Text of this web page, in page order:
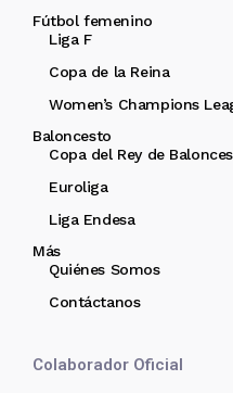
Fútbol femenino
Liga F
Copa de la Reina
Women’s Champions
Baloncesto
Copa del Rey de
Euroliga
Liga Endesa
Más
Quiénes Somos
Contáctanos
Colaborador Oficial